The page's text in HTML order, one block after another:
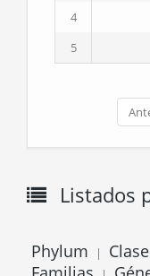
4
5
Listados
Phylum |